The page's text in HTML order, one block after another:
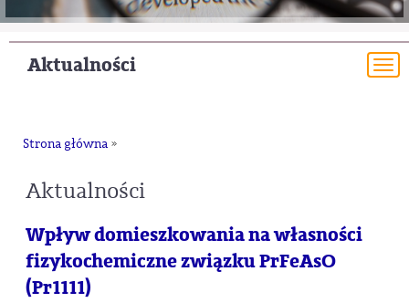
Aktualności
Strona główna »
Aktualności
Wpływ domieszkowania na własności
fizykochemiczne związku PrFeAsO
(Pr1111)